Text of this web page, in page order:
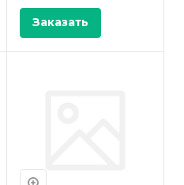
Заказать